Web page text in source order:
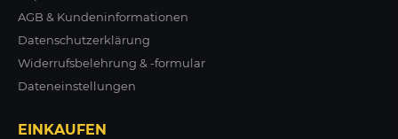
AGB & Kundeninformationen
Datenschutzerklärung
Widerrufsbelehrung & -formular
Dateneinstellungen
EINKAUFEN